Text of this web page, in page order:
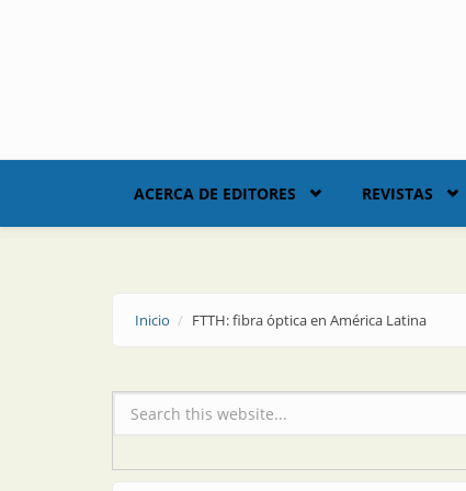
ACERCA DE EDITORES REVISTAS
Inicio FTTH: fibra óptica en América Latina
Formulario de búsqueda